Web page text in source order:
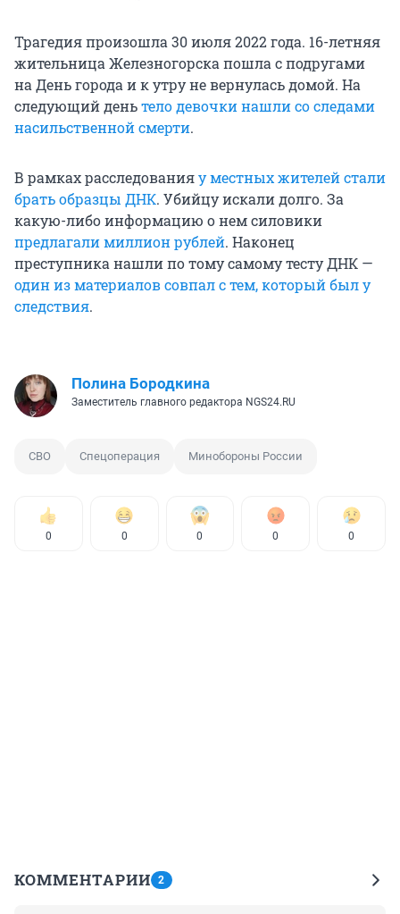
Трагедия произошла 30 июля 2022 года. 16-летняя
жительница Железногорска пошла с подругами
на День города и к утру не вернулась домой. На
следующий деньтело девочки нашли со следами
насильственной смерти.
В рамках расследованияу местных жителей стали
брать образцы ДНК. Убийцу искали долго. За
какую-либо информацию о нем силовики
предлагали миллион рублей. Наконец
преступника нашли по тому самому тесту ДНК —
один из материалов совпал с тем, который был у
следствия.
Полина Бородкина
Заместитель главного редактора NGS24.RU
СВО Спецоперация Минобороны России
0 0 0 0 0
КОММЕНТАРИИ 2